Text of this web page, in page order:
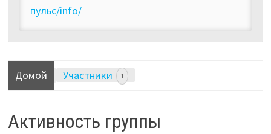
пульс/info/
Домой Участники 1
Активность группы